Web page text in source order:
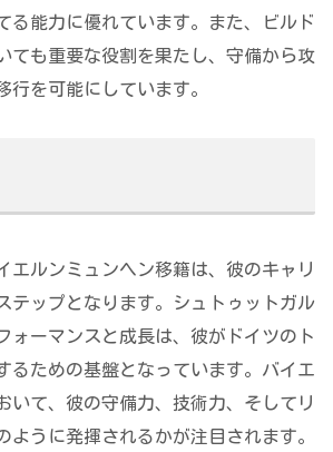
る能力に優れています。また、ビルド
ても重要な役割を果たし、守備から攻
行を可能にしています。
エルンミュンヘン移籍は、彼のキャリ
テップとなります。シュトゥットガル
ォーマンスと成長は、彼がドイツのト
るための基盤となっています。バイエ
いて、彼の守備力、技術力、そしてリ
ように発揮されるかが注目されます。